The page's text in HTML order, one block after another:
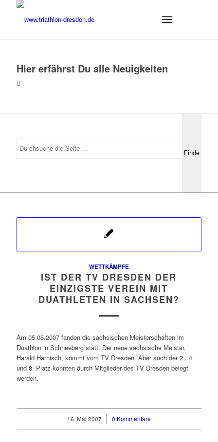
Hier erfährst Du alle Neuigkeiten
WETTKÄMPFE
IST DER TV DRESDEN DER
EINZIGSTE VEREIN MIT
DUATHLETEN IN SACHSEN?
Am 05.05.2007 fanden die sächsischen Meisterschaften im
Duathlon in Schneeberg statt. Der neue sächsische Meister,
Harald Harnisch, kommt vom TV Dresden. Aber auch der 2., 4.
und 8. Platz konnten durch Mitglieder des TV Dresden belegt
werden.
16. Mai 2007 0 Kommentare